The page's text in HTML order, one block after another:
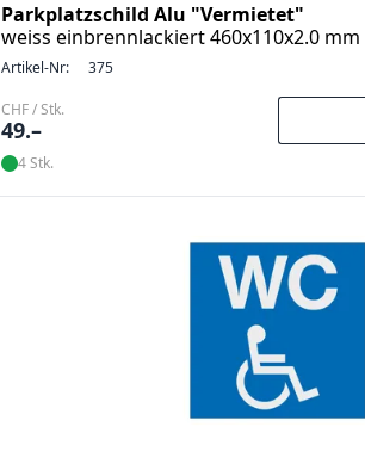
Parkplatzschild Alu "Vermietet"
weiss einbrennlackiert 460x110x2.0 mm
Artikel-Nr: 375
CHF / Stk.
49.–
4 Stk.